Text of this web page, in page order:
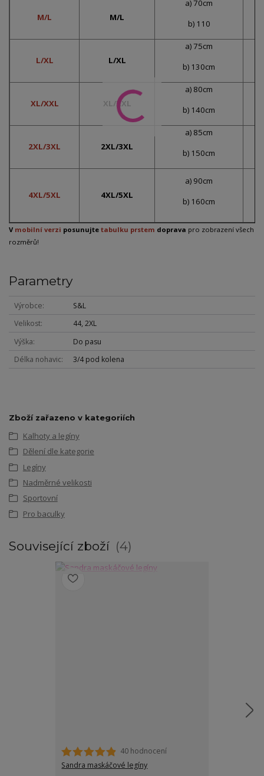
M/L M/L
a) 70cm
b) 110
L/XL L/XL
a) 75cm
b) 130cm
XL/XXL XL/XXL
a) 80cm
b) 140cm
2XL/3XL 2XL/3XL
a) 85cm
b) 150cm
4XL/5XL 4XL/5XL
a) 90cm
b) 160cm
V mobilní verzi posunujte tabulku prstem doprava pro zobrazení všech
rozměrů!
Parametry
Výrobce
S&L
Velikost
44, 2XL
Výška
Do pasu
Délka nohavic
3/4 pod kolena
Zboží zařazeno v kategoriích
Kalhoty a legíny
Dělení dle kategorie
Legíny
Nadměrné velikosti
Sportovní
Pro baculky
Související zboží 4
40 hodnocení
Sandra maskáčové legíny